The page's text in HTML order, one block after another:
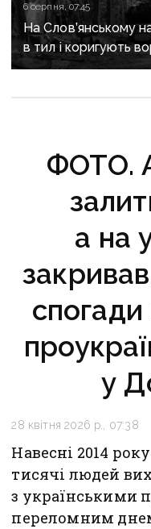
6 серпня, 07:45
На Слов’янському
в тил і коригують
на
ФОТО.
а на
спогади
у
28 квітня 2026 р., 07:38
Навесні 2014
тисячі людей
з українськими
переломним